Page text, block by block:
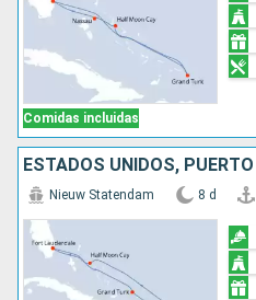
Comidas incluidas
Nieuw Statendam 8 d